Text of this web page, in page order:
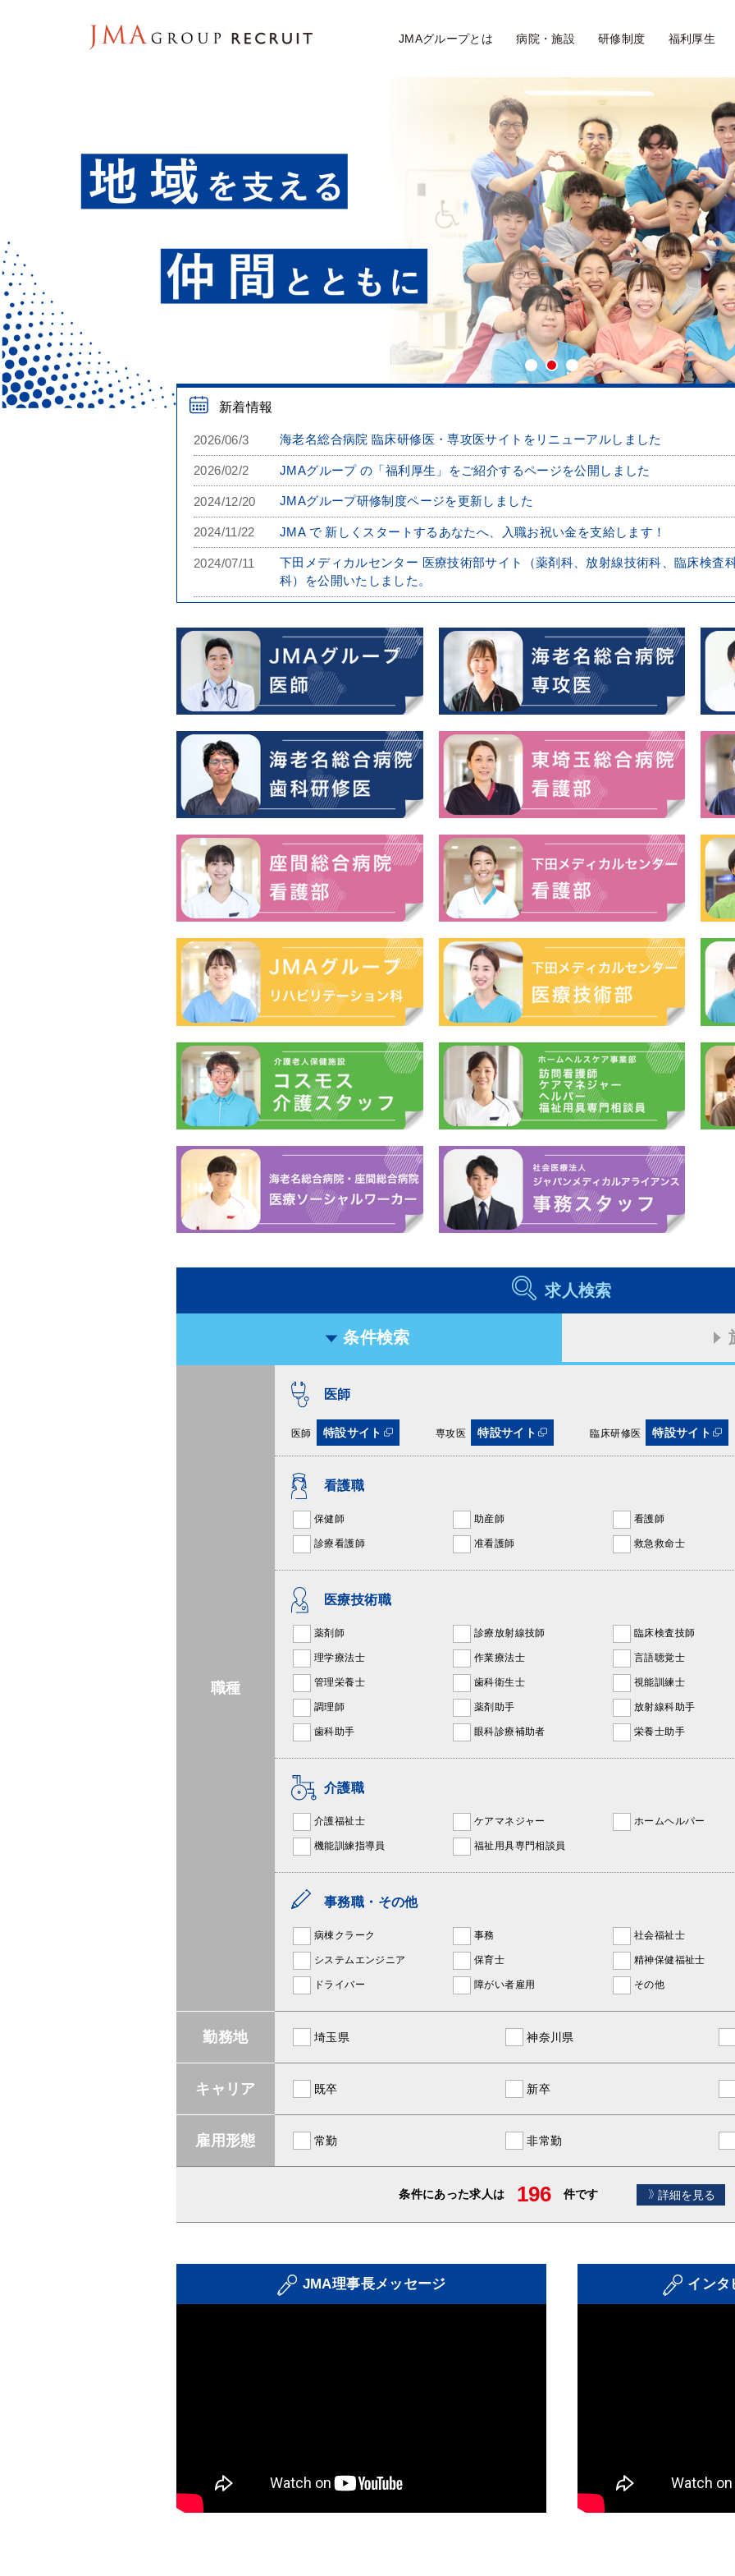
JMAグループとは 病院・施設 研修制度 福利厚生
1 2 3
新着情報
2026/06/3 海老名総合病院 臨床研修医・専攻医サイトをリニューアルしました
2026/02/2 JMAグループ の「福利厚生」をご紹介するページを公開しました
2024/12/20 JMAグループ研修制度ページを更新しました
2024/11/22 JMA で 新しくスタートするあなたへ、入職お祝い金を支給します！
2024/07/11
下田メディカルセンター 医療技術部サイト（薬剤科、放射線技術科、臨床検査
科）を公開いたしました。
求人検索
条件検索
職種
医師
医師 特設サイト 専攻医 特設サイト 臨床研修医 特設サイト
看護職
保健師 助産師 看護師
診療看護師 准看護師 救急救命士
医療技術職
薬剤師 診療放射線技師 臨床検査技師
理学療法士 作業療法士 言語聴覚士
管理栄養士 歯科衛生士 視能訓練士
調理師 薬剤助手 放射線科助手
歯科助手 眼科診療補助者 栄養士助手
介護職
介護福祉士 ケアマネジャー ホームヘルパー
機能訓練指導員 福祉用具専門相談員
事務職・その他
病棟クラーク 事務 社会福祉士
システムエンジニア 保育士 精神保健福祉士
ドライバー 障がい者雇用 その他
勤務地 埼玉県 神奈川県
キャリア 既卒 新卒
雇用形態 常勤 非常勤
条件にあった求人は 196 件です 詳細を見る
JMA理事長メッセージ インタ